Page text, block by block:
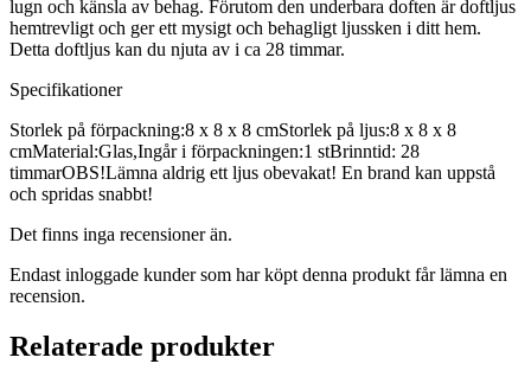
lugn och känsla av behag. Förutom den underbara doften är doftljus
hemtrevligt och ger ett mysigt och behagligt ljussken i ditt hem.
Detta doftljus kan du njuta av i ca 28 timmar.
Specifikationer
Storlek på förpackning:8 x 8 x 8 cmStorlek på ljus:8 x 8 x 8
cmMaterial:Glas,Ingår i förpackningen:1 stBrinntid: 28
timmarOBS!Lämna aldrig ett ljus obevakat! En brand kan uppstå
och spridas snabbt!
Det finns inga recensioner än.
Endast inloggade kunder som har köpt denna produkt får lämna en
recension.
Relaterade produkter